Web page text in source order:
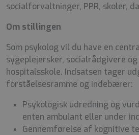
socialforvaltninger, PPR, skoler,
Om stillingen
Som psykolog vil du have en
sygeplejersker, socialrådgivere
hospitalsskole. Indsatsen tager
forståelsesramme og indebærer:
Psykologisk udredning og
enten ambulant eller under
Gennemførelse af kognitive